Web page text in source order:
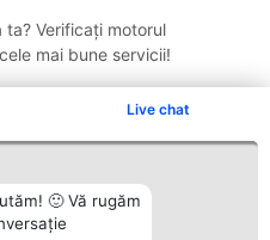
Live chat
🙂 Vă rugăm
ta? Verificați motorul
mai bune servicii!